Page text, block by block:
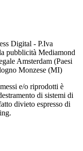
Digital - P.Iva
pubblicità Mediamond
Amsterdam (Paesi
Monzese (MI)
e/o riprodotti è
di sistemi di
divieto espresso di